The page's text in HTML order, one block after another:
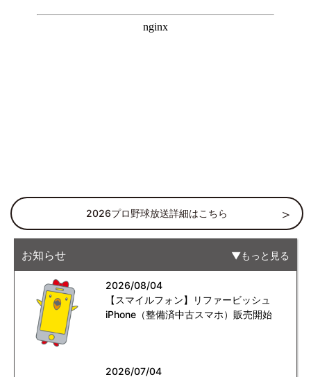
2026プロ野球放送詳細はこちら
お知らせ もっと見る
2026/08/04
【スマイルフォン】リファービッシュ
iPhone（整備済中古スマホ）販売開始
2026/07/04